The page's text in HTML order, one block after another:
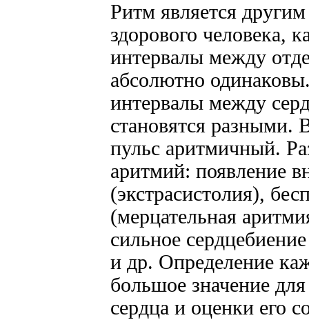
Ритм является
здорового человека,
интервалы между
абсолютно
интервалы между
становятся разными.
пульс аритмичный.
аритмий: появление
(экстрасистолия),
(мерцательная
сильное
и др. Определение
большое значение
сердца и оценки его